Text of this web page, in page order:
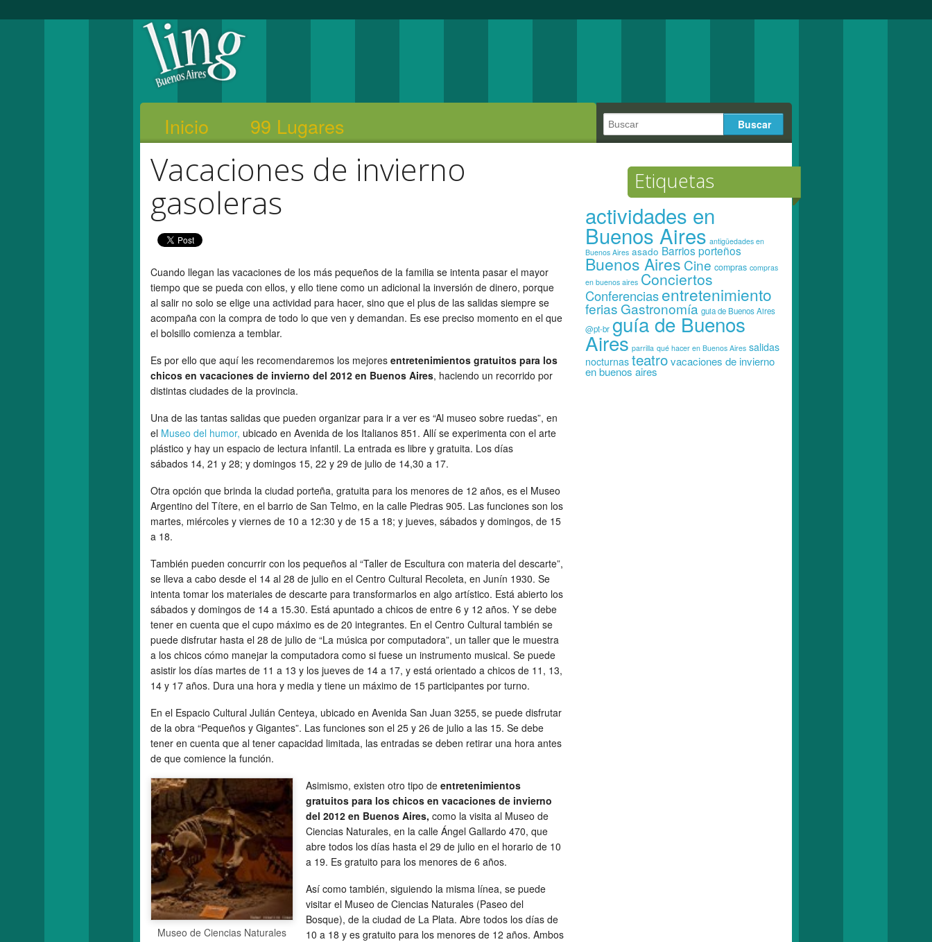
Inicio 99 Lugares
Vacaciones de invierno
gasoleras
Cuando llegan las vacaciones de los más pequeños de la familia se intenta pasar el mayor
tiempo que se pueda con ellos, y ello tiene como un adicional la inversión de dinero, porque
al salir no solo se elige una actividad para hacer, sino que el plus de las salidas siempre se
acompaña con la compra de todo lo que ven y demandan. Es ese preciso momento en el que
el bolsillo comienza a temblar.
Es por ello que aquí les recomendaremos los mejores entretenimientos gratuitos para los
chicos en vacaciones de invierno del 2012 en Buenos Aires, haciendo un recorrido por
distintas ciudades de la provincia.
Una de las tantas salidas que pueden organizar para ir a ver es “Al museo sobre ruedas”, en
el Museo del humor, ubicado en Avenida de los Italianos 851. Allí se experimenta con el arte
plástico y hay un espacio de lectura infantil. La entrada es libre y gratuita. Los días
sábados 14, 21 y 28; y domingos 15, 22 y 29 de julio de 14,30 a 17.
Otra opción que brinda la ciudad porteña, gratuita para los menores de 12 años, es el Museo
Argentino del Títere, en el barrio de San Telmo, en la calle Piedras 905. Las funciones son los
martes, miércoles y viernes de 10 a 12:30 y de 15 a 18; y jueves, sábados y domingos, de 15
a 18.
También pueden concurrir con los pequeños al “Taller de Escultura con materia del descarte”,
se lleva a cabo desde el 14 al 28 de julio en el Centro Cultural Recoleta, en Junín 1930. Se
intenta tomar los materiales de descarte para transformarlos en algo artístico. Está abierto los
sábados y domingos de 14 a 15.30. Está apuntado a chicos de entre 6 y 12 años. Y se debe
tener en cuenta que el cupo máximo es de 20 integrantes. En el Centro Cultural también se
puede disfrutar hasta el 28 de julio de “La música por computadora”, un taller que le muestra
a los chicos cómo manejar la computadora como si fuese un instrumento musical. Se puede
asistir los días martes de 11 a 13 y los jueves de 14 a 17, y está orientado a chicos de 11, 13,
14 y 17 años. Dura una hora y media y tiene un máximo de 15 participantes por turno.
En el Espacio Cultural Julián Centeya, ubicado en Avenida San Juan 3255, se puede disfrutar
de la obra “Pequeños y Gigantes”. Las funciones son el 25 y 26 de julio a las 15. Se debe
tener en cuenta que al tener capacidad limitada, las entradas se deben retirar una hora antes
de que comience la función.
Museo de Ciencias Naturales
Asimismo, existen otro tipo de entretenimientos
gratuitos para los chicos en vacaciones de invierno
del 2012 en Buenos Aires, como la visita al Museo de
Ciencias Naturales, en la calle Ángel Gallardo 470, que
abre todos los días hasta el 29 de julio en el horario de 10
a 19. Es gratuito para los menores de 6 años.
Así como también, siguiendo la misma línea, se puede
visitar el Museo de Ciencias Naturales (Paseo del
Bosque), de la ciudad de La Plata. Abre todos los días de
10 a 18 y es gratuito para los menores de 12 años. Ambos
Etiquetas
actividades en
Buenos Aires antigüedades en
Buenos Aires asado Barrios porteños
Buenos Aires Cine compras compras
en buenos aires Conciertos
Conferencias entretenimiento
ferias Gastronomía guia de Buenos Aires
@pt-br guía de Buenos
Aires parrilla qué hacer en Buenos Aires salidas
nocturnas teatro vacaciones de invierno
en buenos aires